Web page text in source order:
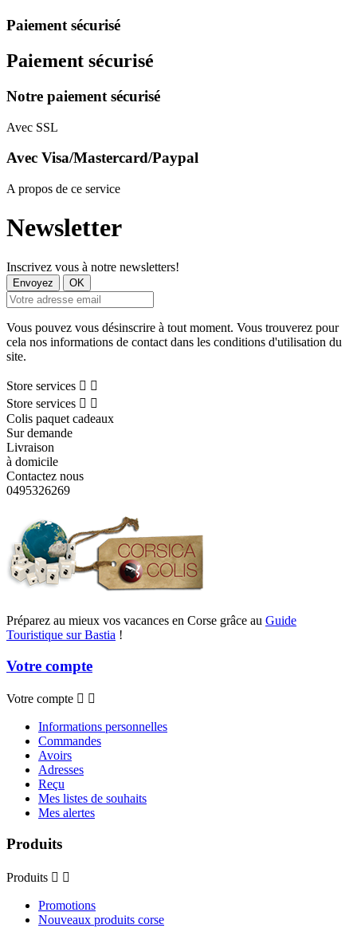
Paiement sécurisé
Paiement sécurisé
Notre paiement sécurisé
Avec SSL
Avec Visa/Mastercard/Paypal
A propos de ce service
Newsletter
Inscrivez vous à notre newsletters!
Vous pouvez vous désinscrire à tout moment. Vous trouverez pour
cela nos informations de contact dans les conditions d'utilisation du
site.
Store services  
Store services  
Colis paquet cadeaux
Sur demande
Livraison
à domicile
Contactez nous
0495326269
Préparez au mieux vos vacances en Corse grâce au Guide
Touristique sur Bastia !
Votre compte
Votre compte  
Informations personnelles
Commandes
Avoirs
Adresses
Reçu
Mes listes de souhaits
Mes alertes
Produits
Produits  
Promotions
Nouveaux produits corse